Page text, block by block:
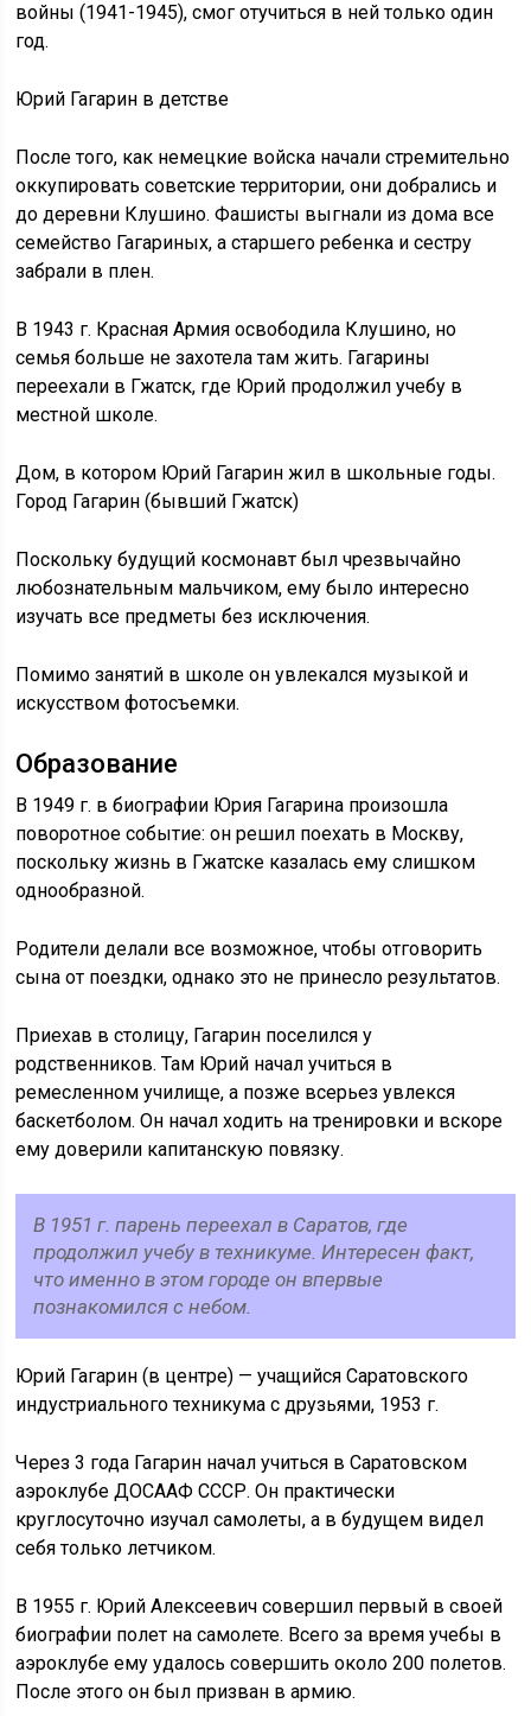
войны (1941-1945), смог отучиться в ней только один
год.
Юрий Гагарин в детстве
После того, как немецкие войска начали стремительно
оккупировать советские территории, они добрались и
до деревни Клушино. Фашисты выгнали из дома все
семейство Гагариных, а старшего ребенка и сестру
забрали в плен.
В 1943 г. Красная Армия освободила Клушино, но
семья больше не захотела там жить. Гагарины
переехали в Гжатск, где Юрий продолжил учебу в
местной школе.
Дом, в котором Юрий Гагарин жил в школьные годы.
Город Гагарин (бывший Гжатск)
Поскольку будущий космонавт был чрезвычайно
любознательным мальчиком, ему было интересно
изучать все предметы без исключения.
Помимо занятий в школе он увлекался музыкой и
искусством фотосъемки.
Образование
В 1949 г. в биографии Юрия Гагарина произошла
поворотное событие: он решил поехать в Москву,
поскольку жизнь в Гжатске казалась ему слишком
однообразной.
Родители делали все возможное, чтобы отговорить
сына от поездки, однако это не принесло результатов.
Приехав в столицу, Гагарин поселился у
родственников. Там Юрий начал учиться в
ремесленном училище, а позже всерьез увлекся
баскетболом. Он начал ходить на тренировки и вскоре
ему доверили капитанскую повязку.
В 1951 г. парень переехал в Саратов, где
продолжил учебу в техникуме. Интересен факт,
что именно в этом городе он впервые
познакомился с небом.
Юрий Гагарин (в центре) — учащийся Саратовского
индустриального техникума с друзьями, 1953 г.
Через 3 года Гагарин начал учиться в Саратовском
аэроклубе ДОСААФ СССР. Он практически
круглосуточно изучал самолеты, а в будущем видел
себя только летчиком.
В 1955 г. Юрий Алексеевич совершил первый в своей
биографии полет на самолете. Всего за время учебы в
аэроклубе ему удалось совершить около 200 полетов.
После этого он был призван в армию.